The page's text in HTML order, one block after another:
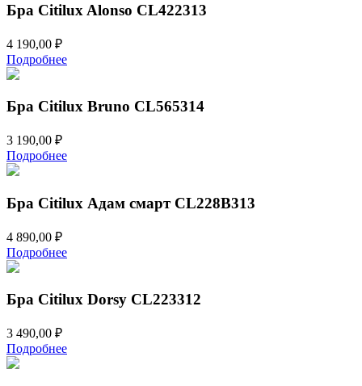
Бра Citilux Alonso CL422313
4 190,00 ₽
Подробнее
Бра Citilux Bruno CL565314
3 190,00 ₽
Подробнее
Бра Citilux Адам смарт CL228B313
4 890,00 ₽
Подробнее
Бра Citilux Dorsy CL223312
3 490,00 ₽
Подробнее